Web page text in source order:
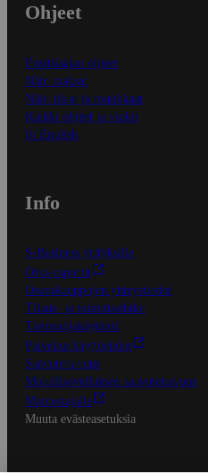
Ohjeet
Ensitilaajan ohjeet
Näin maksat
Näin tilaat ja muokkaat
Kaikki ohjeet ja vinkit
In English
Info
S-Business yrityksille
Oiva-raportit
Osuuskauppojen yhteystiedot
Tilaus- ja toimitusehdot
Tietosuojakäytäntö
Palvelun käyttöehdot
Saavutettavuus
Mobiilisovelluksen saavutettavuus
Mainostajalle
Muuta evästeasetuksia